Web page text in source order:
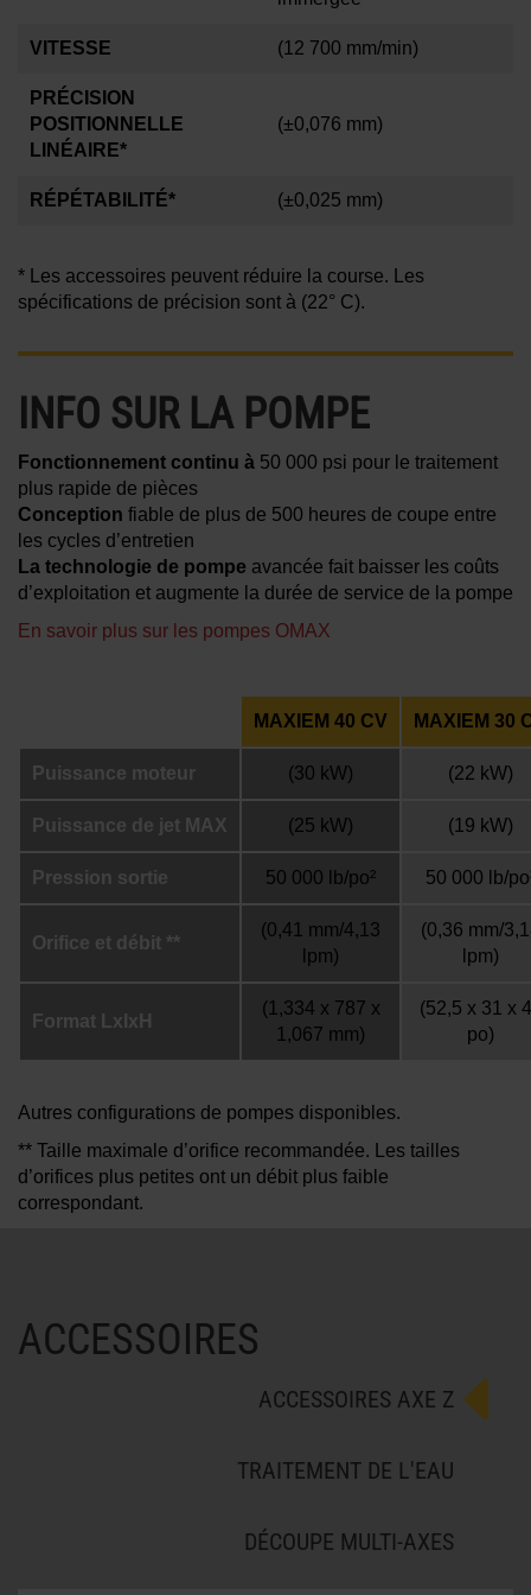
VITESSE (12 700 mm/min)
PRÉCISION
POSITIONNELLE
LINÉAIRE*
(±0,076 mm)
RÉPÉTABILITÉ* (±0,025 mm)
* Les accessoires peuvent réduire la course. Les
spécifications de précision sont à (22° C).
INFO SUR LA POMPE
Fonctionnement continu à 50 000 psi pour le traitement
plus rapide de pièces
Conception fiable de plus de 500 heures de coupe entre
les cycles d’entretien
La technologie de pompe avancée fait baisser les coûts
d’exploitation et augmente la durée de service de la pompe
En savoir plus sur les pompes OMAX
MAXIEM 40 CV MAXIEM 30
Puissance moteur (30 kW) (22 kW)
Puissance de jet MAX (25 kW) (19 kW)
Pression sortie 50 000 lb/po² 50 000 lb/
Orifice et débit **
(0,41 mm/4,13
lpm)
(0,36 mm/
lpm)
Format LxlxH
(1,334 x 787 x
1,067 mm)
(52,5 x 31 x
po)
Autres configurations de pompes disponibles.
** Taille maximale d’orifice recommandée. Les tailles
d’orifices plus petites ont un débit plus faible
correspondant.
ACCESSOIRES
ACCESSOIRES AXE Z
TRAITEMENT DE L'EAU
DÉCOUPE MULTI-AXES